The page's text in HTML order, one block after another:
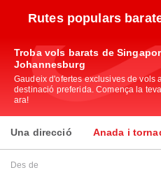
Rutes populars
Troba vols barats de
Johannesburg
Gaudeix d'ofertes exclusives de vols
destinació preferida. Comença la
ara!
Una direcció Anada i
Des de